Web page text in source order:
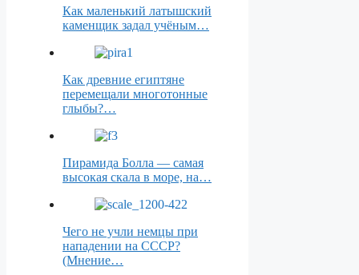
Как маленький латышский
каменщик задал учёным…
Как древние египтяне
перемещали многотонные
глыбы?…
Пирамида Болла — самая
высокая скала в море, на…
Чего не учли немцы при
нападении на СССР?
(Мнение…